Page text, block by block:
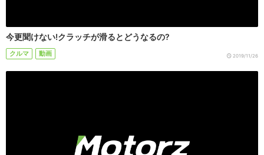
今更聞けない!クラッチが滑るとどうなるの?
クルマ 動画 2019/11/26